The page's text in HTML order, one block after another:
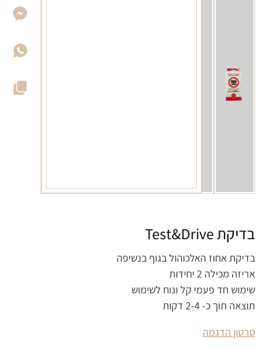
בדיקת Test&Drive
בדיקת אחוז האלכוהול בגוף בנשיפה
אריזה מכילה 2 יחידות
שימוש חד פעמי קל ונוח לשימוש
תוצאה תוך כ- 2-4 דקות
סרטון הדגמה